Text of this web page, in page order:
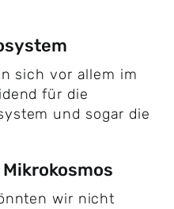
sich vor allem im
für die
und sogar die
wir nicht